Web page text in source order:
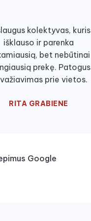
kolektyvas, kuris
išklauso ir parenka
bet nebūtinai
prekę. Patogus
prie vietos.
RITA GRABIENE
Google